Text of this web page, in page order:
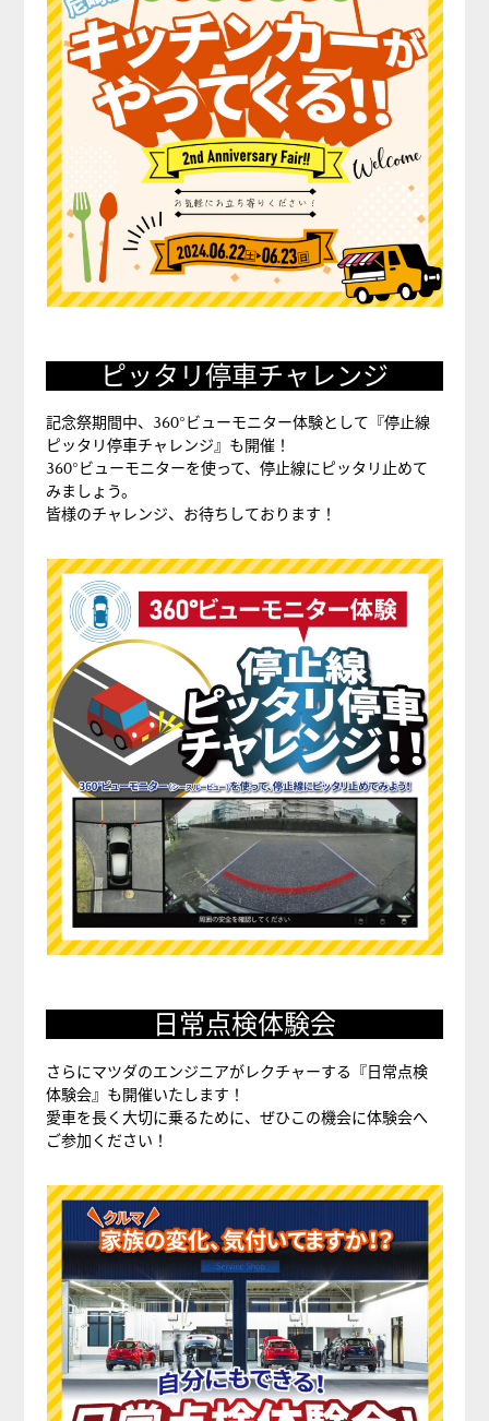
ピッタリ停車チャレンジ
記念祭期間中、360°ビューモニター体験として『停止線
ピッタリ停車チャレンジ』も開催！
360°ビューモニターを使って、停止線にピッタリ止めて
みましょう。
皆様のチャレンジ、お待ちしております！
日常点検体験会
さらにマツダのエンジニアがレクチャーする『日常点検
体験会』も開催いたします！
愛車を長く大切に乗るために、ぜひこの機会に体験会へ
ご参加ください！